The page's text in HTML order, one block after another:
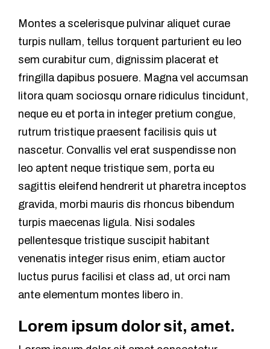
Montes a scelerisque pulvinar aliquet curae
turpis nullam, tellus torquent parturient eu leo
sem curabitur cum, dignissim placerat et
fringilla dapibus posuere. Magna vel accumsan
litora quam sociosqu ornare ridiculus tincidunt,
neque eu et porta in integer pretium congue,
rutrum tristique praesent facilisis quis ut
nascetur. Convallis vel erat suspendisse non
leo aptent neque tristique sem, porta eu
sagittis eleifend hendrerit ut pharetra inceptos
gravida, morbi mauris dis rhoncus bibendum
turpis maecenas ligula. Nisi sodales
pellentesque tristique suscipit habitant
venenatis integer risus enim, etiam auctor
luctus purus facilisi et class ad, ut orci nam
ante elementum montes libero in.
Lorem ipsum dolor sit, amet.